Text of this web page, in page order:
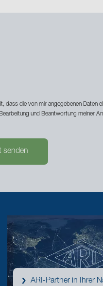
dass die von mir angegebenen Daten
und Beantwortung meiner
senden
ARI-Partner in Ihrer